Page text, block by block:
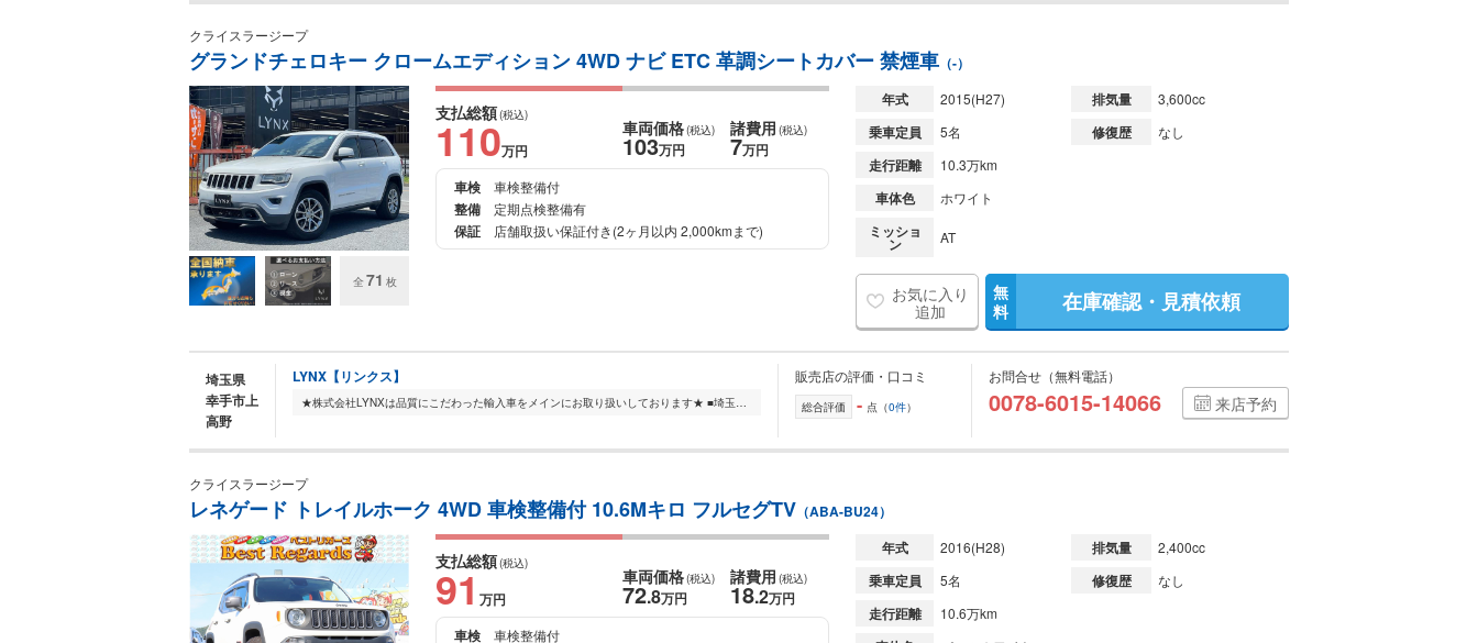
クライスラージープ
グランドチェロキー クロームエディション 4WD ナビ ETC 革調シートカバー 禁煙車 （-）
全 71 枚
支払総額(税込)
110万円
車両価格(税込)
103万円
諸費用 (税込)
7万円
車検
車検整備付
整備 定期点検整備有
保証 店舗取扱い保証付き(2ヶ月以内 2,000kmまで)
年式 2015(H27) 排気量 3,600cc
乗車定員 5名 修復歴 なし
走行距離 10.3万km
車体色 ホワイト
ミッショ
ン AT
お気に入り
追加
無
料
在庫確認・見積依頼
埼玉県
幸手市上
高野
LYNX【リンクス】
★株式会社LYNXは品質にこだわった輸入車をメインにお取り扱いしております★ ■埼玉県幸手市国道4号線沿いにございます■ ☆販売だけでなく、買い取りも実施しております!...
販売店の評価・口コミ
総合評価 - 点（0件）
お問合せ（無料電話）
0078-6015-14066 来店予約
クライスラージープ
レネゲード トレイルホーク 4WD 車検整備付 10.6Mキロ フルセグTV （ABA-BU24）
支払総額(税込)
91万円
車両価格(税込)
72.8万円
諸費用 (税込)
18.2万円
車検
車検整備付
年式 2016(H28) 排気量 2,400cc
乗車定員 5名 修復歴 なし
走行距離 10.6万km